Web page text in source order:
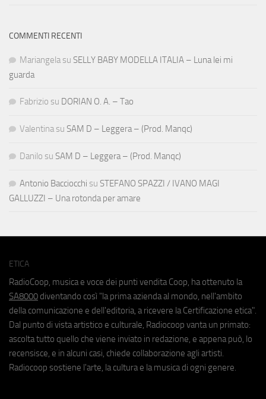
COMMENTI RECENTI
Mariangela su SELLY BABY MODELLA ITALIA – Luna lei mi
guarda
Fabrizio su DORIAN O. A. – Tao
Valentina su SAM D – Leggera – (Prod. Manqc)
Danilo su SAM D – Leggera – (Prod. Manqc)
Antonio Bacciocchi su STEFANO SPAZZI / IVANO MAGI
GALLUZZI – Una rotonda per amare
ETICA
RadioCoop, musica e voce dei punti vendita Coop, ha ottenuto la
SA8000 diventando così "la prima azienda al mondo, nell'ambito
della comunicazione e dell'editoria, a ricevere la Certificazione etica".
Dal punto di vista artistico e culturale, Radiocoop vanta un primato:
ascolta tutto quello che viene inviato in redazione, e appena può, lo
recensisce, e in alcuni casi, chiede collaborazione agli artisti.
Radiocoop sostiene l'arte, la cultura e la musica di ogni genere.